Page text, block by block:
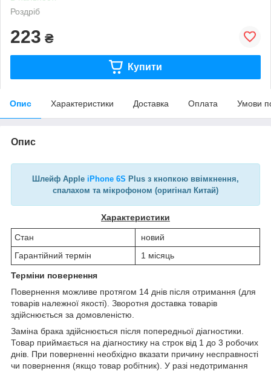
Роздріб
223 ₴
Купити
Опис Характеристики Доставка Оплата Умови
Опис
Шлейф Apple iPhone 6S Plus з кнопкою ввімкнення,
спалахом та мікрофоном (оригінал Китай)
Характеристики
Стан
новий
Гарантійний термін
1 місяць
Терміни повернення
Повернення можливе протягом 14 днів після отримання (для
товарів належної якості). Зворотня доставка товарів
здійснюється за домовленістю.
Заміна брака здійснюється після попередньої діагностики.
Товар приймається на діагностику на строк від 1 до 3 робочих
днів. При поверненні необхідно вказати причину несправності
чи повернення (якщо товар робітник). У разі недотримання